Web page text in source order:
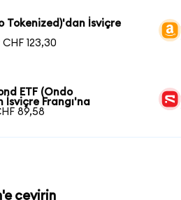
Tokenized)'dan İsviçre
123,30
ETF (Ondo
İsviçre Frangı'na
89,58
çevirin